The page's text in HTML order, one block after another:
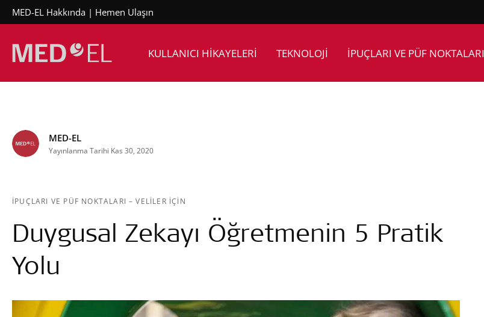
MED-EL Hakkında Hemen Ulaşın
KULLANICI HİKAYELERİ TEKNOLOJİ İPUÇLARI VE PÜF NOKTALARI
MED-EL
Yayınlanma Tarihi Kas 30, 2020
İPUÇLARI VE PÜF NOKTALARI– VELILER IÇIN
Duygusal Zekayı Öğretmenin 5 Pratik
Yolu